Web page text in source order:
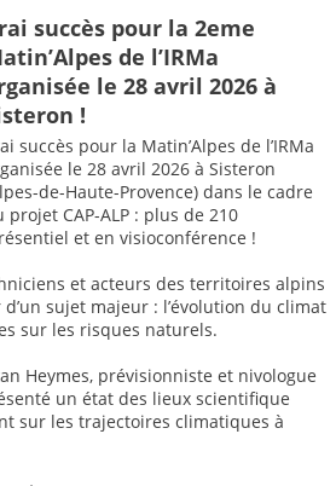
succès pour la 2eme
de l’IRMa
le 28 avril 2026 à
!
succès pour la Matin’Alpes de l’IRMa
le 28 avril 2026 à Sisteron
de-Haute-Provence) dans le cadre
projet CAP-ALP : plus de 210
et en visioconférence !
et acteurs des territoires alpins
sujet majeur : l’évolution du climat
sur les risques naturels.
Heymes, prévisionniste et nivologue
un état des lieux scientifique
sur les trajectoires climatiques à